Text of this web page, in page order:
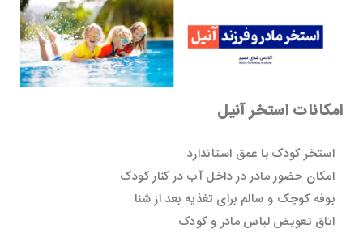
امکانات استخر آنیل
استخر کودک با عمق استاندارد
امکان حضور مادر در داخل آب در کنار کودک
بوفه کوچک و سالم برای تغذیه بعد از شنا
اتاق تعویض لباس مادر و کودک